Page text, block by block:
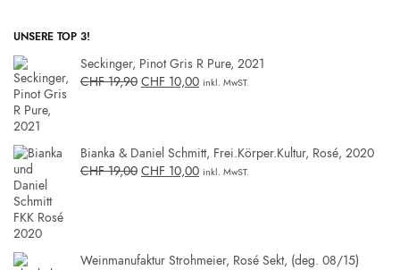
UNSERE TOP 3!
Seckinger, Pinot Gris R Pure, 2021
CHF19,90 CHF 10,00 inkl. MwST.
Bianka & Daniel Schmitt, Frei.Körper.Kultur, Rosé, 2020
CHF19,00 CHF 10,00 inkl. MwST.
Weinmanufaktur Strohmeier, Rosé Sekt, (deg. 08/15)